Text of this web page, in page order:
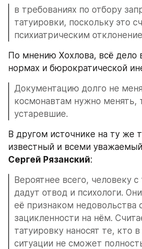
в требованиях по отбору
татуировки, поскольку это
психиатрическим
По мнению Хохлова, всё дело
нормах и бюрократической
Документацию долго не
космонавтам нужно менять,
устаревшие.
В другом источнике на ту же
Сергей Рязанский:
Вероятнее всего, человеку с
дадут отвод и психологи.
её признаком недовольства
зацикленности на нём.
татуировку наносят те, кто
ситуации не сможет